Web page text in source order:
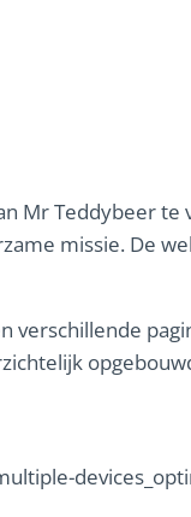
Mr Teddybeer
missie. De